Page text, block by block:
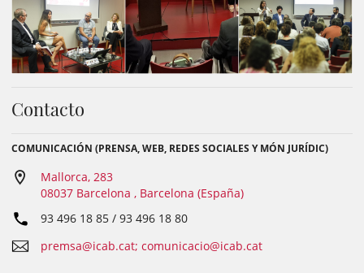
Contacto
COMUNICACIÓN (PRENSA, WEB, REDES SOCIALES Y MÓN JURÍDIC)
Mallorca, 283
08037 Barcelona , Barcelona (España)
93 496 18 85 / 93 496 18 80
premsa@icab.cat; comunicacio@icab.cat